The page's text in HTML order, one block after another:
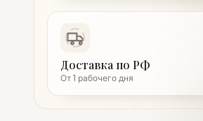
Доставка по РФ
От 1 рабочего дня